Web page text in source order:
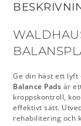
Ge din häst ett lyft
Balance Pads är
kroppskontroll,
effektivt sätt.
rehabilitering och